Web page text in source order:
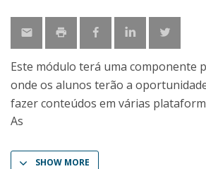
Este módulo terá uma componente
onde os alunos terão a
fazer conteúdos em várias
As
SHOW MORE